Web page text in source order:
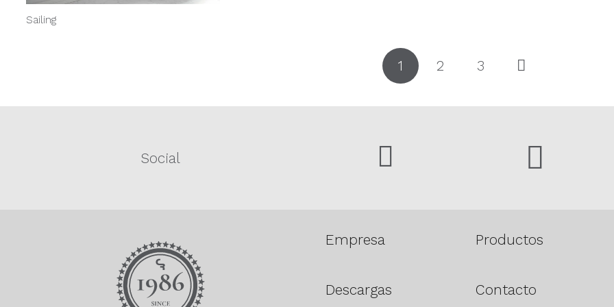
Sailing
1 2 3
Social
Empresa
Descargas
Productos
Contacto